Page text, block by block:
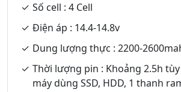
Số cell : 4 Cell
Điện áp : 14.4-14.8v
Dung lượng thực : 2200-
Thời lượng pin : Khoảng 2.5h
máy dùng SSD, HDD, 1 thanh